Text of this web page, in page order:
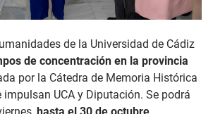
de la Universidad de Cádiz
de concentración en la provincia
por la Cátedra de Memoria Histórica
UCA y Diputación. Se podrá